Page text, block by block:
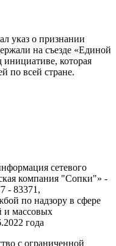
указ о признании
на съезде «Единой
инициативе, которая
по всей стране.
сетевого
компания "Сопки"» -
- 83371,
по надзору в сфере
и массовых
года
с ограниченной